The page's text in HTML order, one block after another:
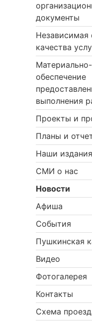
документы
Независимая
качества
обеспечение
выполнения
Проекты и
Планы и
Наши издания
СМИ о нас
Новости
Афиша
События
Пушкинская
Видео
Фотогалерея
Контакты
Схема